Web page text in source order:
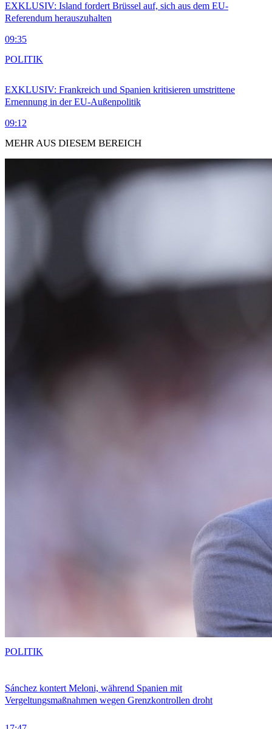
EXKLUSIV: Island fordert Brüssel auf, sich aus dem EU-
Referendum herauszuhalten
09:35
EXKLUSIV: Frankreich und Spanien kritisieren umstrittene
Ernennung in der EU-Außenpolitik
09:12
POLITIK
MEHR AUS DIESEM BEREICH
Sánchez kontert Meloni, während Spanien mit
Vergeltungsmaßnahmen wegen Grenzkontrollen droht
POLITIK